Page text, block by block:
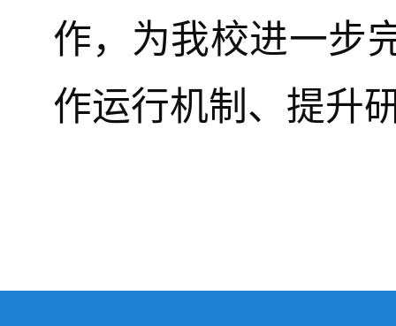
作，为我校进一步
作运行机制、提升